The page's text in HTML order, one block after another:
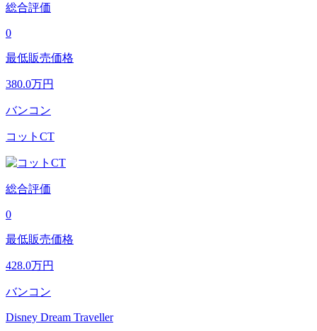
総合評価
0
最低販売価格
380.0万円
バンコン
コットCT
総合評価
0
最低販売価格
428.0万円
バンコン
Disney Dream Traveller